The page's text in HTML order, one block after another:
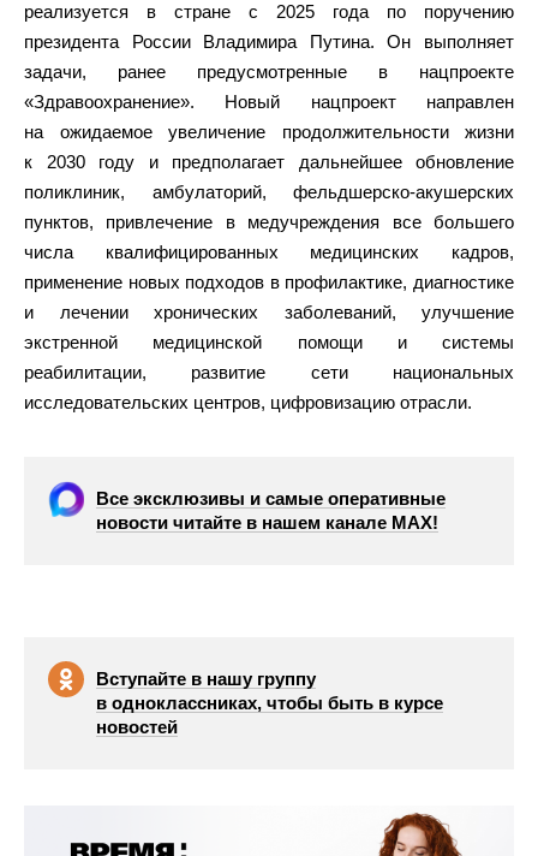
реализуется в стране с 2025 года по поручению
президента России Владимира Путина. Он выполняет
задачи, ранее предусмотренные в нацпроекте
«Здравоохранение». Новый нацпроект направлен
на ожидаемое увеличение продолжительности жизни
к 2030 году и предполагает дальнейшее обновление
поликлиник, амбулаторий, фельдшерско-акушерских
пунктов, привлечение в медучреждения все большего
числа квалифицированных медицинских кадров,
применение новых подходов в профилактике, диагностике
и лечении хронических заболеваний, улучшение
экстренной медицинской помощи и системы
реабилитации, развитие сети национальных
исследовательских центров, цифровизацию отрасли.
Все эксклюзивы и самые оперативные
новости читайте в нашем канале МАХ!
Вступайте в нашу группу
в одноклассниках, чтобы быть в курсе
новостей